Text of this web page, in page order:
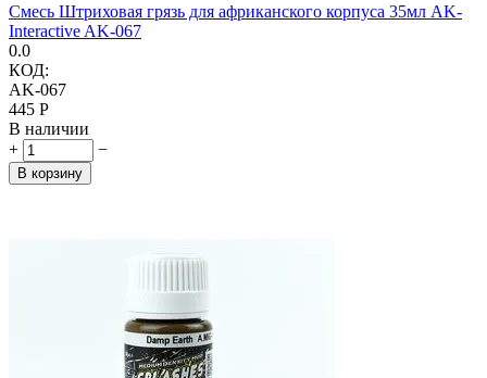
Смесь Штриховая грязь для африканского корпуса 35мл AK-
Interactive AK-067
0.0
КОД:
AK-067
‍445‍ Р
В наличии
+
−
В корзину